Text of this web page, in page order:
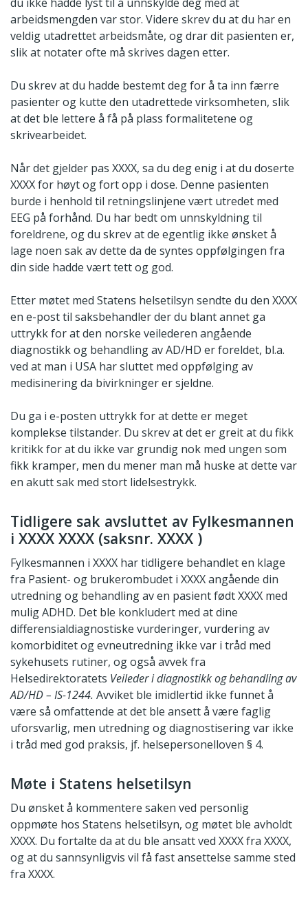
arbeidsmengden var stor. Videre skrev du at du har en
veldig utadrettet arbeidsmåte, og drar dit pasienten er,
slik at notater ofte må skrives dagen etter.
Du skrev at du hadde bestemt deg for å ta inn færre
pasienter og kutte den utadrettede virksomheten, slik
at det ble lettere å få på plass formalitetene og
skrivearbeidet.
Når det gjelder pas XXXX, sa du deg enig i at du doserte
XXXX for høyt og fort opp i dose. Denne pasienten
burde i henhold til retningslinjene vært utredet med
EEG på forhånd. Du har bedt om unnskyldning til
foreldrene, og du skrev at de egentlig ikke ønsket å
lage noen sak av dette da de syntes oppfølgingen fra
din side hadde vært tett og god.
Etter møtet med Statens helsetilsyn sendte du den XXXX
en e-post til saksbehandler der du blant annet ga
uttrykk for at den norske veilederen angående
diagnostikk og behandling av AD/HD er foreldet, bl.a.
ved at man i USA har sluttet med oppfølging av
medisinering da bivirkninger er sjeldne.
Du ga i e-posten uttrykk for at dette er meget
komplekse tilstander. Du skrev at det er greit at du fikk
kritikk for at du ikke var grundig nok med ungen som
fikk kramper, men du mener man må huske at dette var
en akutt sak med stort lidelsestrykk.
Tidligere sak avsluttet av Fylkesmannen
i XXXX XXXX (saksnr. XXXX )
Fylkesmannen i XXXX har tidligere behandlet en klage
fra Pasient- og brukerombudet i XXXX angående din
utredning og behandling av en pasient født XXXX med
mulig ADHD. Det ble konkludert med at dine
differensialdiagnostiske vurderinger, vurdering av
komorbiditet og evneutredning ikke var i tråd med
sykehusets rutiner, og også avvek fra
Helsedirektoratets Veileder i diagnostikk og behandling av
AD/HD – IS-1244. Avviket ble imidlertid ikke funnet å
være så omfattende at det ble ansett å være faglig
uforsvarlig, men utredning og diagnostisering var ikke
i tråd med god praksis, jf. helsepersonelloven § 4.
Møte i Statens helsetilsyn
Du ønsket å kommentere saken ved personlig
oppmøte hos Statens helsetilsyn, og møtet ble avholdt
XXXX. Du fortalte da at du ble ansatt ved XXXX fra XXXX,
og at du sannsynligvis vil få fast ansettelse samme sted
fra XXXX.